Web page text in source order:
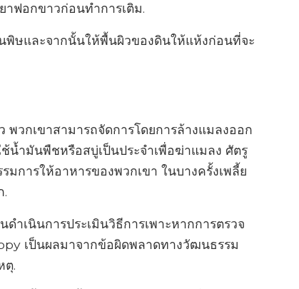
าฟอกขาวก่อนทำการเติม.
พิษและจากนั้นให้พื้นผิวของดินให้แห้งก่อนที่จะ
วกเขาสามารถจัดการโดยการล้างแมลงออก
น้ำมันพืชหรือสบู่เป็นประจำเพื่อฆ่าแมลง ศัตรู
การให้อาหารของพวกเขา ในบางครั้งเพลี้ย
.
ำเนินการประเมินวิธีการเพาะหากการตรวจ
เป็นผลมาจากข้อผิดพลาดทางวัฒนธรรม
ตุ.